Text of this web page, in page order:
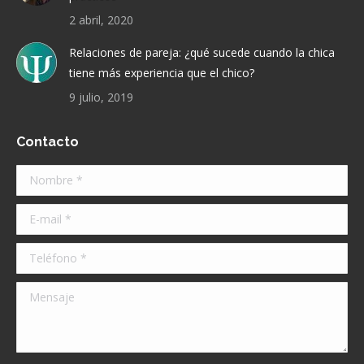
2 abril, 2020
Relaciones de pareja: ¿qué sucede cuando la chica
tiene más experiencia que el chico?
9 julio, 2019
Contacto
Nombre *
E-mail *
Teléfono *
Mensaje